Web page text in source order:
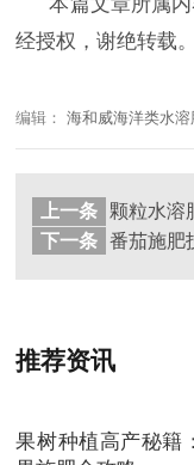
经授权，谢绝转载。
编辑：海和威海洋类水
上一条
颗粒水溶
下一条
番茄施肥
推荐资讯
果树种植高产秘籍